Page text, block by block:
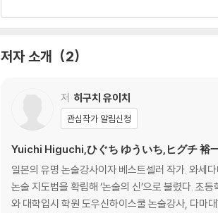
못한다 | 일방적으로 자기 말만 한다 | 상대가 관심 없
PART 3 인간관계를 망가뜨리는 꼴불견 대화습관
이런 사람과는 엮이고 싶지 않다 | 자기 자랑만 늘어
정을 통제하지 못해 감정 기복이 심하다 | 융통성 없
똑같은 이야기로 끌고 간다 | 차별 의식을 말로 표현한
PART 4 자칫하면 만만하게 보일 수 있는 답답한 대
저자 소개 2
저 히구치 유이치
관심작가 알림신청
Yuichi Higuchi,ひぐち ゆういち,ヒグチ 裕
일본의 유명 논술강사이자 베스트셀러 작가. 와세
논술 지도법을 확립해 ‘논술의 신’으로 불렸다. 초
와 대학입시 학원 도우신하이스쿨 논술강사, 다마